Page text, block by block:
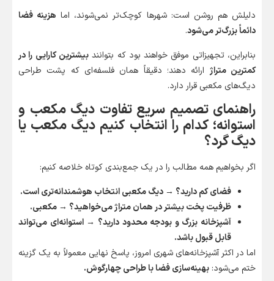
دلیلش هم روشن است: شهرها کوچک‌تر نمی‌شوند، اما هزینه فضا
دائماً بزرگ‌تر می‌شود.
بنابراین، تجهیزاتی موفق خواهند بود که بتوانندبیشترین کارایی را در
کمترین متراژ ارائه دهند؛ دقیقاً همان فلسفه‌ای که پشت طراحی
دیگ‌های مکعبی قرار دارد.
راهنمای تصمیم سریع تفاوت دیگ مکعب و
استوانه؛ کدام را انتخاب کنیم دیگ مکعب یا
دیگ گرد؟
اگر بخواهیم همه مطالب را در یک جمع‌بندی کوتاه خلاصه کنیم:
فضای کم دارید؟ → دیگ مکعبی انتخاب هوشمندانه‌تری است.
ظرفیت پخت بیشتر در همان متراژ می‌خواهید؟ → مکعبی.
آشپزخانه بزرگ و بودجه محدود دارید؟ → استوانه‌ای می‌تواند
قابل قبول باشد.
اما در اکثر آشپزخانه‌های شهری امروز، پاسخ نهایی معمولاً به یک گزینه
ختم می‌شود: بهینه‌سازی فضا با طراحی چهارگوش.